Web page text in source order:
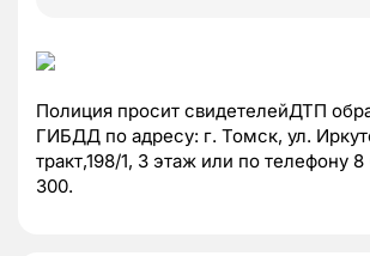
Полиция просит свидетелейДТП
ГИБДД по адресу: г. Томск, ул.
тракт,198/1, 3 этаж или по телефону
300.